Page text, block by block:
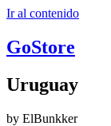
Ir al contenido
GoStore
Uruguay
by ElBunkker